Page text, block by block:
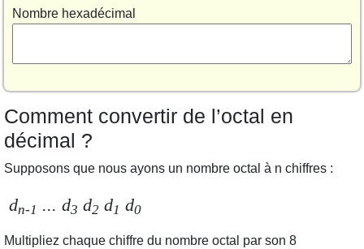
Nombre hexadécimal
Comment convertir de l’octal en
décimal ?
Supposons que nous ayons un nombre octal à n chiffres :
dn-1 ... d3 d2 d1 d0
Multipliez chaque chiffre du nombre octal par son 8